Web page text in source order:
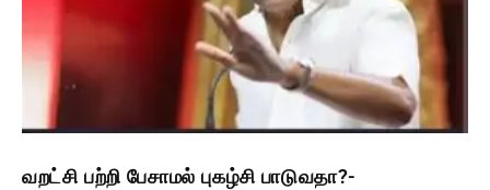
வறட்சி பற்றி பேசாமல் புகழ்சி பாடுவதா?-